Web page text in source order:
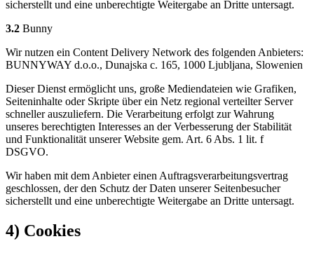
sicherstellt und eine unberechtigte Weitergabe an Dritte untersagt.
3.2 Bunny
Wir nutzen ein Content Delivery Network des folgenden Anbieters:
BUNNYWAY d.o.o., Dunajska c. 165, 1000 Ljubljana, Slowenien
Dieser Dienst ermöglicht uns, große Mediendateien wie Grafiken,
Seiteninhalte oder Skripte über ein Netz regional verteilter Server
schneller auszuliefern. Die Verarbeitung erfolgt zur Wahrung
unseres berechtigten Interesses an der Verbesserung der Stabilität
und Funktionalität unserer Website gem. Art. 6 Abs. 1 lit. f
DSGVO.
Wir haben mit dem Anbieter einen Auftragsverarbeitungsvertrag
geschlossen, der den Schutz der Daten unserer Seitenbesucher
sicherstellt und eine unberechtigte Weitergabe an Dritte untersagt.
4) Cookies